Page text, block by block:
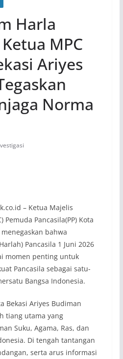
Harla
MPC
Ariyes
Norma
– Ketua Majelis
Pemuda Pancasila(PP) Kota
bahwa
Pancasila 1 Juni 2026
momen penting untuk
Pancasila sebagai satu-
Bangsa Indonesia.
Bekasi Ariyes Budiman
tiang utama yang
Suku, Agama, Ras, dan
Di tengah tantangan
serta arus informasi